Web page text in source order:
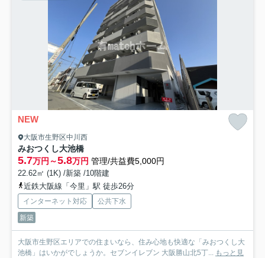
NEW
大阪市生野区中川西
みおつくし大池橋
5.7万円～5.8万円 管理/共益費5,000円
22.62㎡ (1K) /新築 /10階建
近鉄大阪線「今里」駅 徒歩26分
インターネット対応
公共下水
新築
大阪市生野区エリアでの住まいなら、住み心地も快適な「みおつくし大
池橋」はいかがでしょうか。セブンイレブン 大阪勝山北5丁... もっと見